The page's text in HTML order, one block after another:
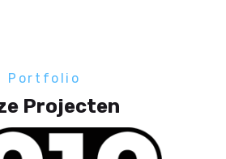
Portfolio
Projecten